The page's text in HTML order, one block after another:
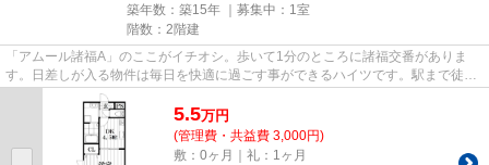
築年数：築15年 ｜募集中： 1室
階数：2階建
「アムール諸福A」のここがイチオシ。歩いて1分のところに諸福交番がありま
す。日差しが入る物件は毎日を快適に過ごす事ができるハイツです。駅まで徒歩
7分なので、アクセスの良い物件...
5.5万円
(管理費・共益費 3,000円)
敷：0ヶ月｜礼：1ヶ月